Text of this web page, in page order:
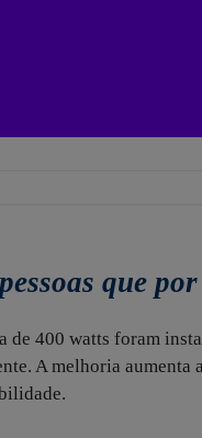
que
400 watts foram
A melhoria aumenta